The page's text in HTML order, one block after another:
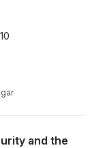
and the